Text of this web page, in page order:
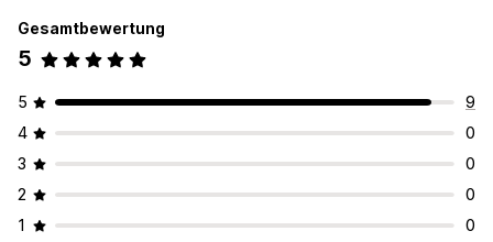
Gesamtbewertung
5
5
9
4
0
3
0
2
0
1
0